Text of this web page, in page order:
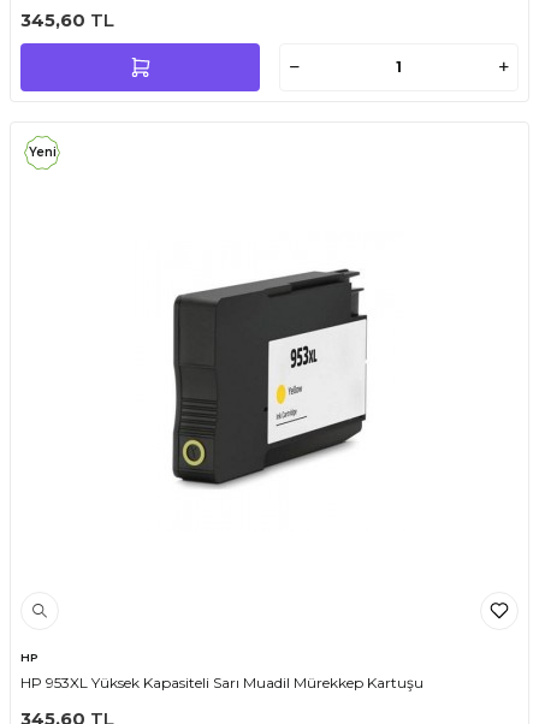
345,60 TL
Yeni
HP
HP 953XL Yüksek Kapasiteli Sarı Muadil Mürekkep Kartuşu
345,60 TL